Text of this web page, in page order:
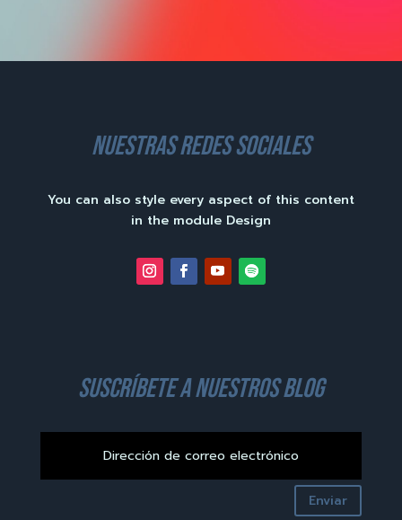
nuestras redes sociales
You can also style every aspect of this content
in the module Design
suscríbete a nuestros blog
Enviar